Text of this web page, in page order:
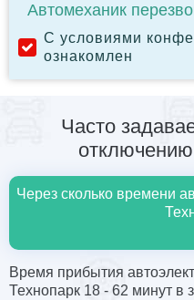
С условиями
ознакомлен
Автомеханик
Часто
Через сколько времени
Время прибытия
Технопарк 18 - 62 минут в